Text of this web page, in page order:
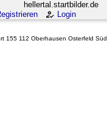
hellertal.startbilder.de
Login
155 112 Oberhausen Osterfeld Süd